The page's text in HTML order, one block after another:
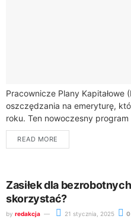
Pracownicze Plany Kapitałowe
oszczędzania na emeryturę,
roku. Ten nowoczesny
zabezpieczeniu Twoich
READ MORE
Zasiłek dla
skorzystać?
by redakcja 21 stycznia, 2025 0